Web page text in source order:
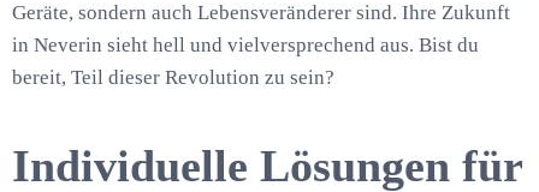
Geräte, sondern auch Lebensveränderer sind. Ihre Zukunft
in Neverin sieht hell und vielversprechend aus. Bist du
bereit, Teil dieser Revolution zu sein?
Individuelle Lösungen für